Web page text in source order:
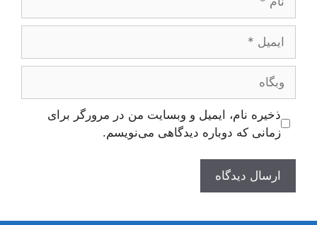
وبگاه
ذخیره نام، ایمیل و وبسایت من در مرورگر برای
زمانی که دوباره دیدگاهی می‌نویسم.